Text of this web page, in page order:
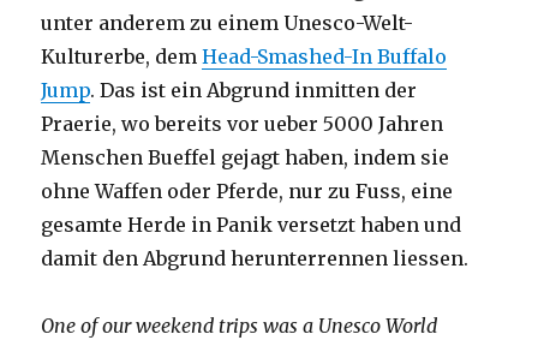
unter anderem zu einem Unesco-Welt-
Kulturerbe, demHead-Smashed-In Buffalo
Jump. Das ist ein Abgrund inmitten der
Praerie, wo bereits vor ueber 5000 Jahren
Menschen Bueffel gejagt haben, indem sie
ohne Waffen oder Pferde, nur zu Fuss, eine
gesamte Herde in Panik versetzt haben und
damit den Abgrund herunterrennen liessen.
One of our weekend trips was a Unesco World